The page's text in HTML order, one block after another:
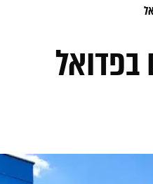
בפדואל